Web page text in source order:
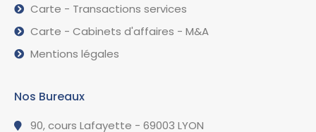
Carte - Transactions services
Carte - Cabinets d'affaires - M&A
Mentions légales
Nos Bureaux
90, cours Lafayette - 69003 LYON